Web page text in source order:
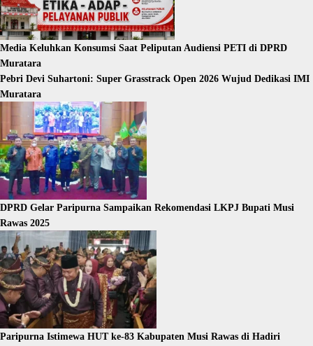
Media Keluhkan Konsumsi Saat Peliputan Audiensi PETI di DPRD
Muratara
Pebri Devi Suhartoni: Super Grasstrack Open 2026 Wujud Dedikasi IMI
Muratara
DPRD Gelar Paripurna Sampaikan Rekomendasi LKPJ Bupati Musi
Rawas 2025
Paripurna Istimewa HUT ke-83 Kabupaten Musi Rawas di Hadiri